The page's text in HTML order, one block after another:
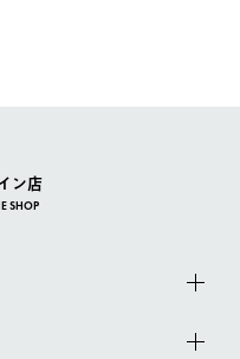
望商品を再注文してくだ
ン店
SHOP